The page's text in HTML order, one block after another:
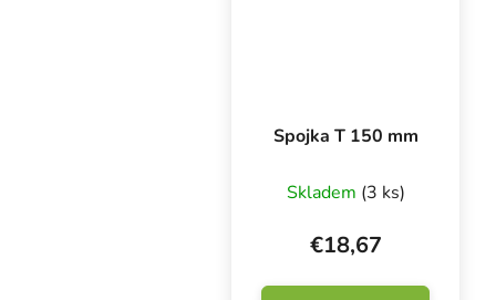
Spojka T 150 mm
Skladem (3 ks)
€18,67